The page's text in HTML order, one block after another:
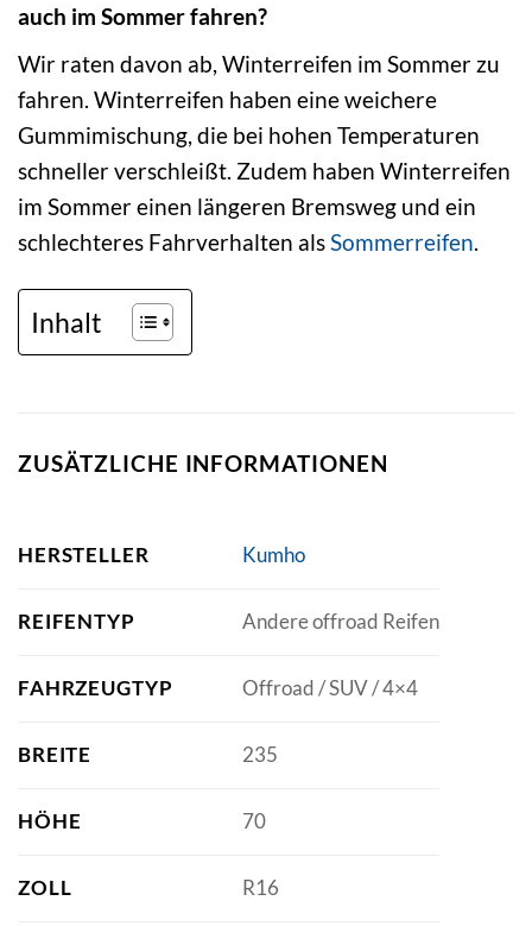
auch im Sommer fahren?
Wir raten davon ab, Winterreifen im Sommer zu
fahren. Winterreifen haben eine weichere
Gummimischung, die bei hohen Temperaturen
schneller verschleißt. Zudem haben Winterreifen
im Sommer einen längeren Bremsweg und ein
schlechteres Fahrverhalten als Sommerreifen
Inhalt
ZUSÄTZLICHE INFORMATIONEN
HERSTELLER Kumho
REIFENTYP Andere offroad Reifen
FAHRZEUGTYP Offroad / SUV / 4×4
BREITE 235
HÖHE 70
ZOLL R16